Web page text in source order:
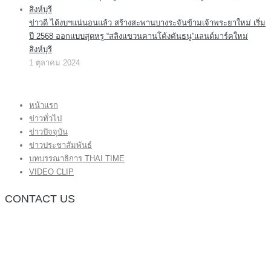
ข่าวดี ได้งบฯแน่นอนแล้ว สร้างสะพานบางระจันข้ามเจ้าพระยาใหม่ เริ่ม
ปี 2568 ออกแบบสุดหรู “สลิงแขวนคานโค้งคันธนู”แลนด์มาร์คใหม่
สิงห์บุรี
1 ตุลาคม 2024
หน้าแรก
ข่าวทั่วไป
ข่าวปัจจุบัน
ข่าวประชาสัมพันธ์
บทบรรณาธิการ THAI TIME
VIDEO CLIP
CONTACT US